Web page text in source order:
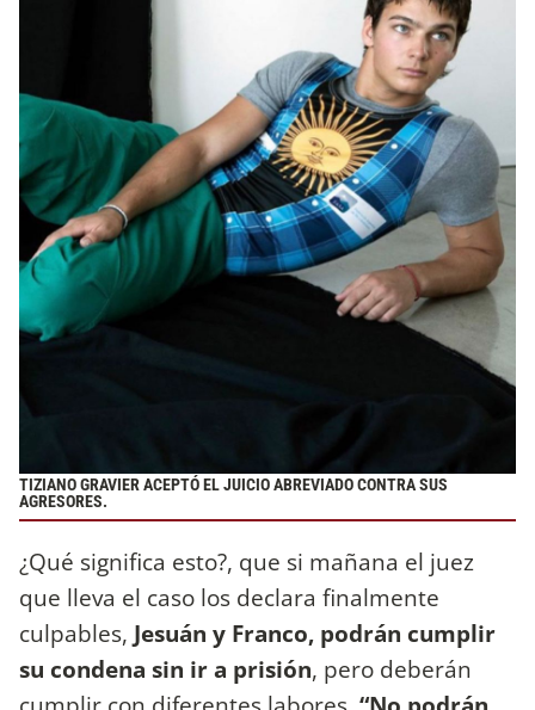
TIZIANO GRAVIER ACEPTÓ EL JUICIO ABREVIADO CONTRA SUS
AGRESORES.
¿Qué significa esto?, que si mañana el juez
que lleva el caso los declara finalmente
culpables, Jesuán y Franco, podrán cumplir
su condena sin ir a prisión, pero deberán